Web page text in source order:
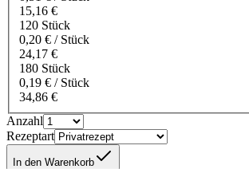
15,16 €
120 Stück
0,20 € / Stück
24,17 €
180 Stück
0,19 € / Stück
34,86 €
Anzahl
Rezeptart
In den Warenkorb